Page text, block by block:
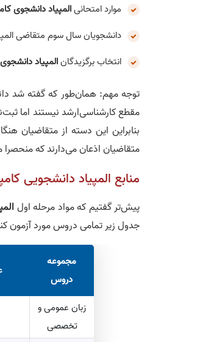
موارد امتحانیالمپیاد دانشجوی
دانشجویان سال سوم متقاضی
انتخاب برگزیدگانالمپیاد
توجه مهم: همان‌طور که گفته شد
مقطع کارشناسی‌ارشد نیستند اما
متقاضیان اذعان می‌دارند که
منابع المپیاد دانشجویی
پیش‌تر گفتیم که مواد مرحله اول
جدول زیر تمامی دروس مورد آزمون
مجموعه
دروس
زبان عمومی و
تخصصی